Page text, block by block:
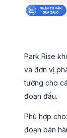
Park Rise
và đơn vị
tưởng cho
đoạn đầu.
Phù hợp
đoạn bán